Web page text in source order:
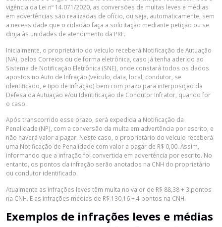
vigência da Lei nº 14.071/2020, as conversões de multas leves e médias
em advertências são realizadas de ofício, ou seja, automaticamente, sem
a necessidade que o cidadão faça a solicitação mediante petição ou se
dirija às unidades de atendimento da PRF.
Inicialmente, o proprietário do veículo receberá Notificação de Autuação
(NA), pelos Correios ou de forma eletrônica, caso já tenha aderido ao
Sistema de Notificação Eletrônica (SNE), onde constará todos os dados
apostos no Auto de Infração (veículo, data, local, condutor, se
identificado, e tipo de infração) bem com prazo para interposição da
Defesa da Autuação e/ou Identificação de Condutor Infrator, quando for
o caso.
Após transcorrido esse prazo, será expedida a Notificação da
Penalidade (NP), com a conversão da multa em advertência por escrito, e
não haverá valor a pagar. Neste caso, o proprietário do veículo receberá
uma Notificação de Penalidade com valor a pagar de R$ 0,00. Assim,
informando que a infração foi convertida em advertência por escrito. No
entanto, os pontos da infração serão anotados na CNH do proprietário
ou condutor identificado.
Atualmente as infrações leves têm multa no valor de R$ 88,38 + 3 pontos
na CNH. E as infrações médias de R$ 130,16 + 4 pontos na CNH.
Exemplos de infrações leves e médias